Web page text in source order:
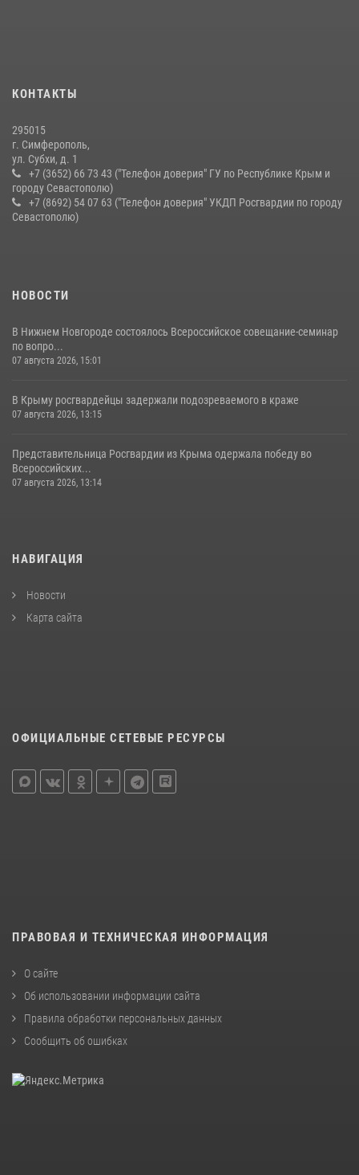
10 июля 2026, 15:10
КОНТАКТЫ
295015
г. Симферополь,
ул. Субхи, д. 1
+7 (3652) 66 73 43 ("Телефон доверия" ГУ по Республике Крым и
городу Севастополю)
+7 (8692) 54 07 63 ("Телефон доверия" УКДП Росгвардии по городу
Севастополю)
НОВОСТИ
В Нижнем Новгороде состоялось Всероссийское совещание-семинар
по вопро...
07 августа 2026, 15:01
В Крыму росгвардейцы задержали подозреваемого в краже
07 августа 2026, 13:15
Представительница Росгвардии из Крыма одержала победу во
Всероссийских...
07 августа 2026, 13:14
НАВИГАЦИЯ
Новости
Карта сайта
ОФИЦИАЛЬНЫЕ СЕТЕВЫЕ РЕСУРСЫ
ПРАВОВАЯ И ТЕХНИЧЕСКАЯ ИНФОРМАЦИЯ
О сайте
Об использовании информации сайта
Правила обработки персональных данных
Сообщить об ошибках